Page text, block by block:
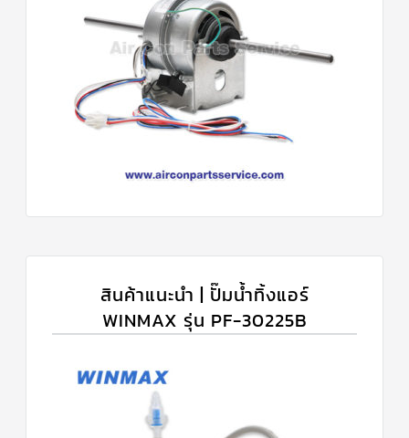
สินค้าแนะนำ | ปั๊มน้ำทิ้งแอร์
WINMAX รุ่น PF-30225B